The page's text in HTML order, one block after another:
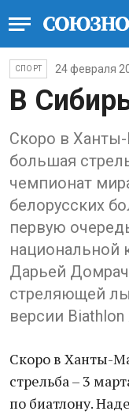
СПОРТ 24 февраля
В
Скоро в
большая
чемпионат
белорусских
первую
национальной
Дарьей
стреляющей
версии Biathlon
Скоро в Ханты-
стрельба – 3
по биатлону.